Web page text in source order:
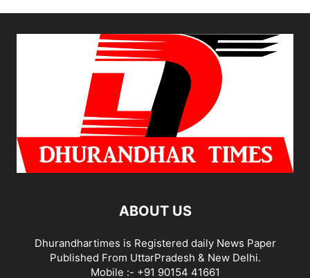
ABOUT US
Dhurandhartimes is Registered daily News Paper
Published From UttarPradesh & New Delhi.
Mobile :- +91 90154 41661